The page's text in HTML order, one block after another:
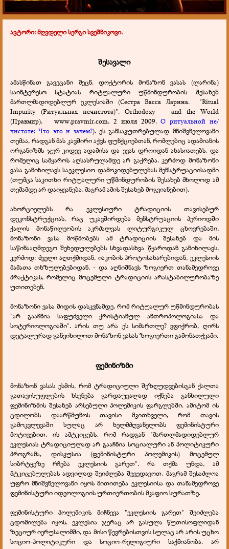
ავტორი: მღვდელი სერგი სვეშნიკოვი.
შესავალი
ამასწინათ გავეცანი მეცნ. დოქტორის მონაზონ ვასას (ლარინა)
საინტერესო სტატიას რიტუალური უწმინდურობის შესახებ
მართლმადიდებლურ ეკლესიაში (Сестра Васса Ларина. "Ritual
Impurity (Ритуальная нечистота)". Orthodoxy and the World
(Правмир). www.pravmir.com, 2 июля 2009.О ритуальной не/
чистоте: Что это и зачем?). ეს განსაკუთრებულად მნიშვნელოვანი
თემაა, რადგან მას კავშირი აქვს ფუნქციებთან, რომლებიც ადამიანის
ორგანიზმს ჯერ კიდევ ადამისა და ევას დროიდან ახასიათებს, და
რომელიც სამყაროს აღსასრულამდე არ გაქრება. კერძოდ მონაზონი
ვასა განიხილავს საეკლესიო დამოკიდებულებას მენსტრუაციისადმი
(თუმცა საკითხი რიტუალური უწმინდურობის შესახებ მხოლოდ ამ
თემამდე არ დაიყვანება, მაგრამ ამის შესახებ მოგვიანებით).
ახორციელებს რა ეკლესიური ტრადიციის თავისებურ
დეკონსტრუქციას, რაც უკავშირდება მენსტრუაციის პერიოდში
ქალის მონაწილეობის აკრძალვას ლიტურგიკულ ცხოვრებაში,
მონაზონი ვასა მოწმობებს ამ ტრადიციის შესახებ და მის
საწინააღმდეგო შეხედულებებს სხვადასხვა წყაროდან განიხილავს,
კერძოდ: ძველი აღთქმიდან, იაკობის პროტოსახარებიდან, ეკლესიის
მამათა თხზულებებიდან, - და აღნიშნავს ზოგიერთ თანამედროვე
პრაქტიკას, რომელიც მოცემული ტრადიციის არასტაბილურობაზე
უთითებენ.
მონაზონი ვასა მიდის დასკვნამდე, რომ რიტუალურ უწმინდურობას
"არ გააჩნია საფუძველი ქრისტიანულ ანთროპოლოგიასა და
სოტერიოლოგიაში". არის თუ არა ეს სიმართლე? ვფიქრობ, ღირს
დეტალურად განვიხილოთ მონაზონ ვასას ზოგიერთი გამონათქვამი.
ფემინიზმი
მონაზონ ვასას ესმის, რომ ტრადიციული შეზღუდვებისგან ქალთა
გათავისუფლების ხსენება გარდაუვალად იქნება განხილული
ფემინიზმის შესახებ არსებული პოლემიკის ფარგლებში. ამიტომ ის
ცდილობს დაარწმუნოს თავისი მკითხველი, რომ თავის
გამოკვლევაში სულაც არ ხელმძღვანელობს ფემინისტური
მოტივებით. ის ამტკიცებს, რომ რადგან "მართლმადიდებლურ
ეკლესიას ტრადიციულად არ გააჩნია სოციალური ან პოლიტიკური
პროგრამა, დისკუსია (ფემინისტური პოლემიკის) მოცემულ
სიბრტყეზე რჩება ეკლესიის გარეთ". რა თქმა უნდა, ამ
მტკიცებულებას ადვილად შეიძლება შევედავოთ, მაგრამ შესაძლოა
უფრო მნიშვნელოვანი იყოს მითითება ეკლესიისა და თანამედროვე
ფემინისტური იდეოლოგიის ურთიერთობის მკაფიო სურათზე.
ფემინისტური პოლემიკის მიჩნევა "ეკლესიის გარეთ" შეიძლება
ცდომილება იყოს. ეკლესია ჯერაც არ გასულა წუთისოფლიდან
ზეციურ იერუსალიმში, და მისი წევრებისთვის სულაც არ არის უცხო
სოციო-პოლიტიკური და სოციო-რელიგიური საქმიანობა. არ